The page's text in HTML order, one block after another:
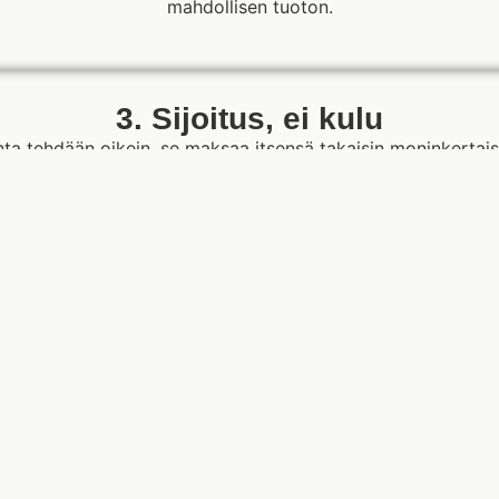
mahdollisen tuoton.
3. Sijoitus, ei kulu
tehdään oikein, se maksaa itsensä takaisin